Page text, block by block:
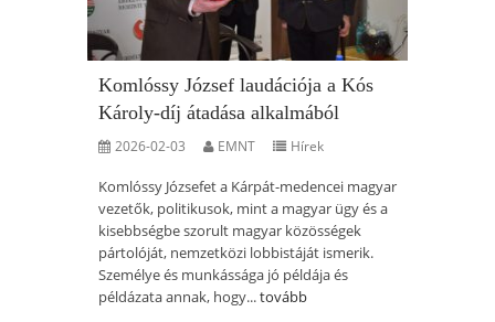
Komlóssy József laudációja a Kós
Károly-díj átadása alkalmából
2026-02-03 EMNT Hírek
Komlóssy Józsefet a Kárpát-medencei magyar
vezetők, politikusok, mint a magyar ügy és a
kisebbségbe szorult magyar közösségek
pártolóját, nemzetközi lobbistáját ismerik.
Személye és munkássága jó példája és
példázata annak, hogy...tovább